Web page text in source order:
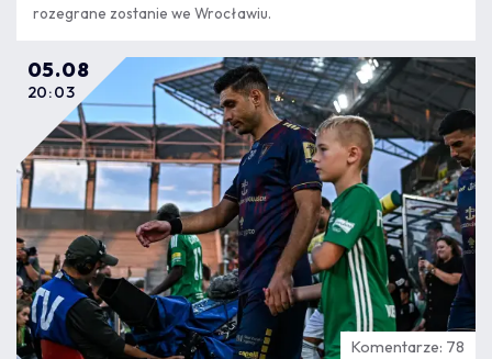
rozegrane zostanie we Wrocławiu.
05.08
20:03
Komentarze: 78